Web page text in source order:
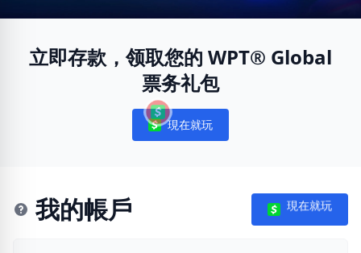
立即存款，领取您的 WPT® Global
票务礼包
Notifications
現在就玩
我的帳戶 現在就玩